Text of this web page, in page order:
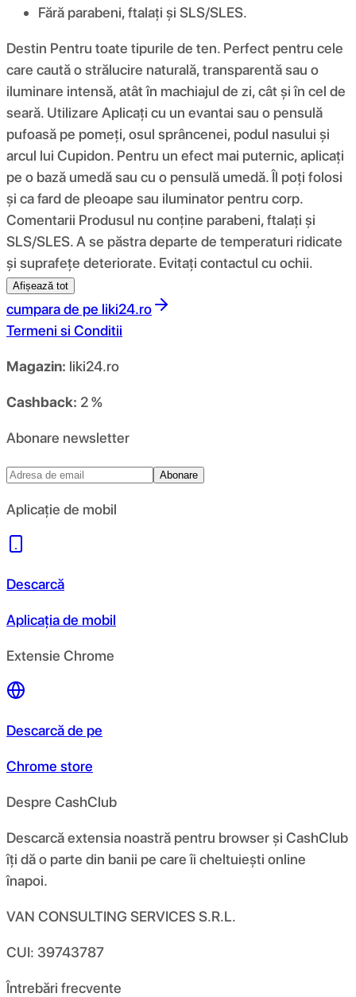
Fără parabeni, ftalați și SLS/SLES.
Destin Pentru toate tipurile de ten. Perfect pentru cele
care caută o strălucire naturală, transparentă sau o
iluminare intensă, atât în ​​machiajul de zi, cât și în cel de
seară. Utilizare Aplicați cu un evantai sau o pensulă
pufoasă pe pomeți, osul sprâncenei, podul nasului și
arcul lui Cupidon. Pentru un efect mai puternic, aplicați
pe o bază umedă sau cu o pensulă umedă. Îl poți folosi
și ca fard de pleoape sau iluminator pentru corp.
Comentarii Produsul nu conține parabeni, ftalați și
SLS/SLES. A se păstra departe de temperaturi ridicate
și suprafețe deteriorate. Evitați contactul cu ochii.
Afișează tot
cumpara de pe liki24.ro
Termeni si Conditii
Magazin: liki24.ro
Cashback: 2 %
Abonare newsletter
Abonare
Aplicație de mobil
Descarcă
Aplicația de mobil
Extensie Chrome
Descarcă de pe
Chrome store
Despre CashClub
Descarcă extensia noastră pentru browser și CashClub
îți dă o parte din banii pe care îi cheltuiești online
înapoi.
VAN CONSULTING SERVICES S.R.L.
CUI: 39743787
Întrebări frecvente